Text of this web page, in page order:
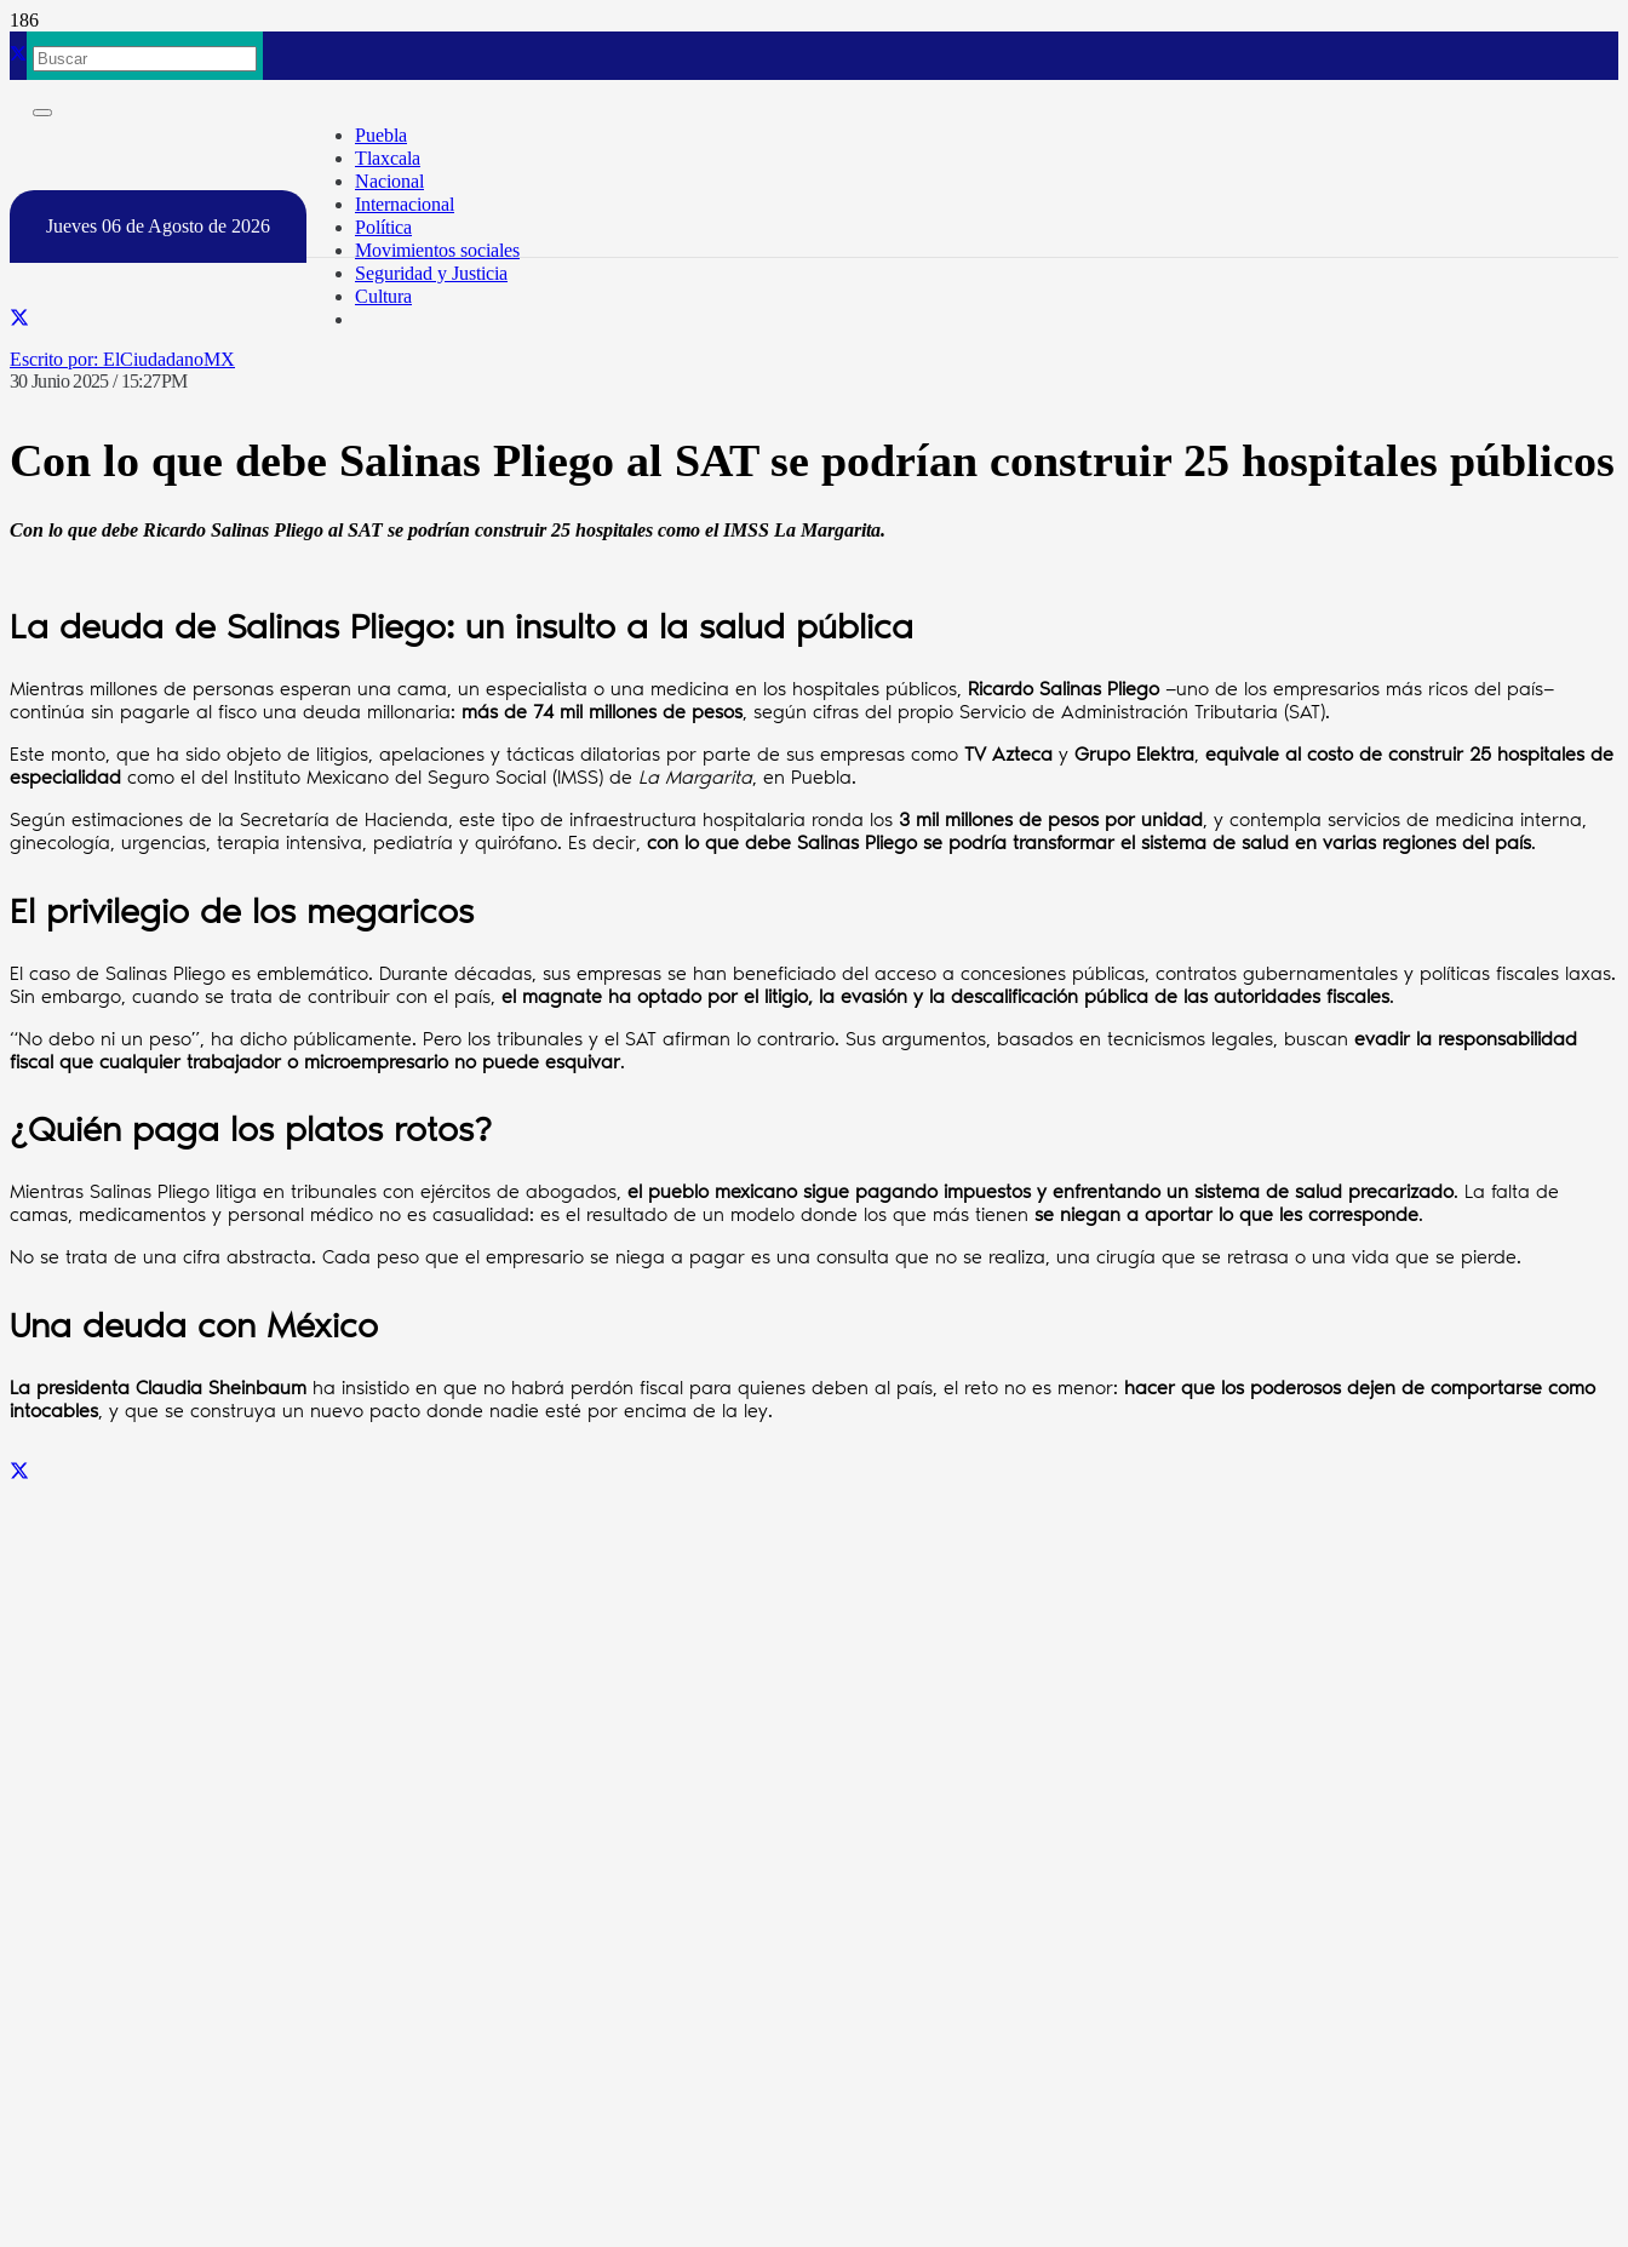
Jueves 06 de Agosto de 2026
Puebla
Tlaxcala
Nacional
Internacional
Política
Movimientos sociales
Seguridad y Justicia
Cultura
ElCiudadanoMX
30 Junio 2025 / 15:27PM
Con lo que debe Salinas Pliego al SAT se podrían construir 25 hospitales públicos
Con lo que debe Ricardo Salinas Pliego al SAT se podrían construir 25 hospitales como el IMSS La Margarita.
La deuda de Salinas Pliego: un insulto a la salud pública
Mientras millones de personas esperan una cama, un especialista o una medicina en los hospitales públicos, Ricardo Salinas Pliego—uno de los empresarios más ricos del país—
continúa sin pagarle al fisco una deuda millonaria: más de 74 mil millones de pesos, según cifras del propio Servicio de Administración Tributaria (SAT).
Este monto, que ha sido objeto de litigios, apelaciones y tácticas dilatorias por parte de sus empresas como TV Azteca y Grupo Elektra, equivale al costo de construir 25 hospitales de
especialidad como el del Instituto Mexicano del Seguro Social (IMSS) de La Margarita, en Puebla.
Según estimaciones de la Secretaría de Hacienda, este tipo de infraestructura hospitalaria ronda los 3 mil millones de pesos por unidad, y contempla servicios de medicina interna,
ginecología, urgencias, terapia intensiva, pediatría y quirófano. Es decir, con lo que debe Salinas Pliego se podría transformar el sistema de salud en varias regiones del país.
El privilegio de los megaricos
El caso de Salinas Pliego es emblemático. Durante décadas, sus empresas se han beneficiado del acceso a concesiones públicas, contratos gubernamentales y políticas fiscales laxas.
Sin embargo, cuando se trata de contribuir con el país, el magnate ha optado por el litigio, la evasión y la descalificación pública de las autoridades fiscales.
“No debo ni un peso”, ha dicho públicamente. Pero los tribunales y el SAT afirman lo contrario. Sus argumentos, basados en tecnicismos legales, buscan evadir la responsabilidad
fiscal que cualquier trabajador o microempresario no puede esquivar.
¿Quién paga los platos rotos?
Mientras Salinas Pliego litiga en tribunales con ejércitos de abogados, el pueblo mexicano sigue pagando impuestos y enfrentando un sistema de salud precarizado. La falta de
camas, medicamentos y personal médico no es casualidad: es el resultado de un modelo donde los que más tienen se niegan a aportar lo que les corresponde.
No se trata de una cifra abstracta. Cada peso que el empresario se niega a pagar es una consulta que no se realiza, una cirugía que se retrasa o una vida que se pierde.
Una deuda con México
La presidenta Claudia Sheinbaum ha insistido en que no habrá perdón fiscal para quienes deben al país, el reto no es menor: hacer que los poderosos dejen de comportarse como
intocables, y que se construya un nuevo pacto donde nadie esté por encima de la ley.